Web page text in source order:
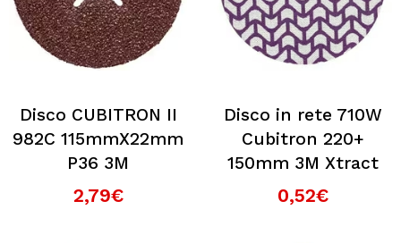
Disco CUBITRON II
982C 115mmX22mm
P36 3M
2,79€
Disco in rete 710W
Cubitron 220+
150mm 3M Xtract
0,52€